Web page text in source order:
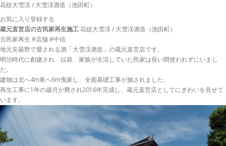
花紋大雪渓 / 大雪渓酒造（池田町）
お気に入り登録する
蔵元直営店の古民家再生施工花紋大雪渓 / 大雪渓酒造（池田町）
古民家再生 #店舗 #中信
地元安曇野で愛される酒「大雪渓酒造」の蔵元直営店です。
明治時代に創建され、以前、家族が生活していた民家は長い間使われずにいまし
た。
建物は北へ4m東へ6m曳家し、全面基礎工事が施されました。
再生工事に1年の歳月が費され2016年完成し、蔵元直営店としてにぎわいを見せて
います。